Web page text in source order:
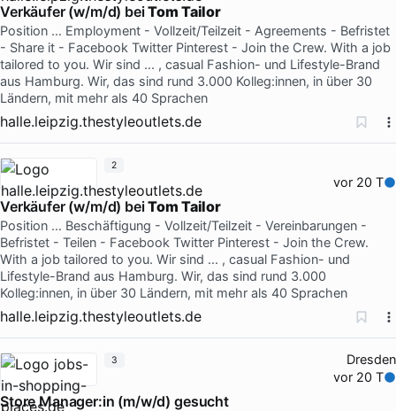
Verkäufer (w/m/d) beiTom Tailor
Position … Employment - Vollzeit/Teilzeit - Agreements - Befristet
- Share it - Facebook Twitter Pinterest - Join the Crew. With a job
tailored to you. Wir sind ... , casual Fashion- und Lifestyle-Brand
aus Hamburg. Wir, das sind rund 3.000 Kolleg:innen, in über 30
Ländern, mit mehr als 40 Sprachen
halle.leipzig.thestyleoutlets.de
vor 20 T
Verkäufer (w/m/d) beiTom Tailor
Position … Beschäftigung - Vollzeit/Teilzeit - Vereinbarungen -
Befristet - Teilen - Facebook Twitter Pinterest - Join the Crew.
With a job tailored to you. Wir sind ... , casual Fashion- und
Lifestyle-Brand aus Hamburg. Wir, das sind rund 3.000
Kolleg:innen, in über 30 Ländern, mit mehr als 40 Sprachen
halle.leipzig.thestyleoutlets.de
2
Dresden
vor 20 T
Store Manager:in (m/w/d) gesucht
3